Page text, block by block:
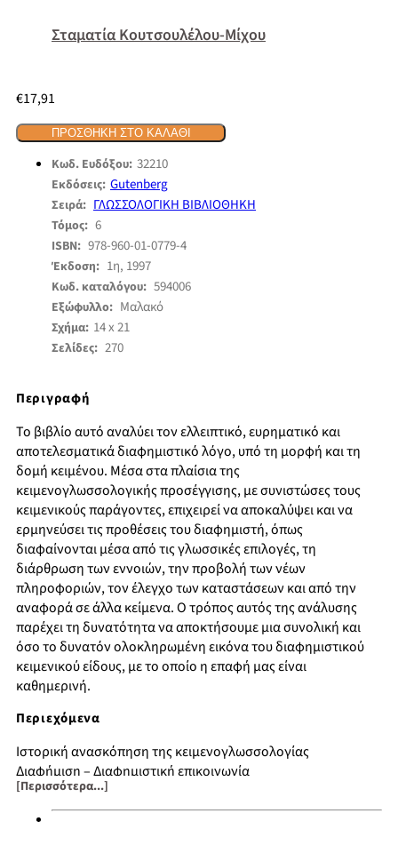
Σταματία Κουτσουλέλου-Μίχου
€17,91
ΠΡΟΣΘΉΚΗ ΣΤΟ ΚΑΛΆΘΙ
Κωδ. Ευδόξου: 32210
Εκδόσεις: Gutenberg
Σειρά: ΓΛΩΣΣΟΛΟΓΙΚΗ ΒΙΒΛΙΟΘΗΚΗ
Τόμος: 6
ISBN: 978-960-01-0779-4
Έκδοση: 1η, 1997
Κωδ. καταλόγου: 594006
Εξώφυλλο: Μαλακό
Σχήμα: 14 x 21
Σελίδες: 270
Περιγραφή
Το βιβλίο αυτό αναλύει τον ελλειπτικό, ευρηματικό και
αποτελεσματικά διαφημιστικό λόγο, υπό τη μορφή και τη
δομή κειμένου. Μέσα στα πλαίσια της
κειμενογλωσσολογικής προσέγγισης, με συνιστώσες τους
κειμενικούς παράγοντες, επιχειρεί να αποκαλύψει και να
ερμηνεύσει τις προθέσεις του διαφημιστή, όπως
διαφαίνονται μέσα από τις γλωσσικές επιλογές, τη
διάρθρωση των εννοιών, την προβολή των νέων
πληροφοριών, τον έλεγχο των καταστάσεων και από την
αναφορά σε άλλα κείμενα. Ο τρόπος αυτός της ανάλυσης
παρέχει τη δυνατότητα να αποκτήσουμε μια συνολική και
όσο το δυνατόν ολοκληρωμένη εικόνα του διαφημιστικού
κειμενικού είδους, με το οποίο η επαφή μας είναι
καθημερινή.
Περιεχόμενα
Ιστορική ανασκόπηση της κειμενογλωσσολογίας
Διαφήμιση – Διαφημιστική επικοινωνία
Συναφείς έρευνες
Κειμενικοί παράγοντες: Συνοχή
[Περισσότερα...]